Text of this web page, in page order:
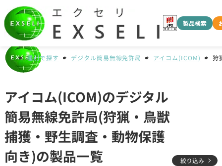
製品検索
種別で探す デジタル簡易無線免許局 アイコム(ICOM) 狩
アイコム(ICOM)のデジタル
簡易無線免許局(狩猟・鳥獣
捕獲・野生調査・動物保護
向き)の製品一覧
絞り込み